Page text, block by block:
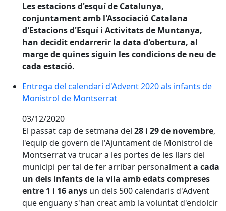
Les estacions d'esquí de Catalunya,
conjuntament amb l'Associació Catalana
d'Estacions d'Esquí i Activitats de Muntanya,
han decidit endarrerir la data d'obertura, al
marge de quines siguin les condicions de neu de
cada estació.
Entrega del calendari d'Advent 2020 als infants de
Entrega del calendari d'Advent 2020 als infants de
Monistrol de Montserrat
03/12/2020
El passat cap de setmana del 28 i 29 de novembre,
l'equip de govern de l'Ajuntament de Monistrol de
Montserrat va trucar a les portes de les llars del
municipi per tal de fer arribar personalmenta cada
un dels infants de la vila amb edats compreses
entre 1 i 16 anys un dels 500 calendaris d'Advent
que enguany s'han creat amb la voluntat d'endolcir